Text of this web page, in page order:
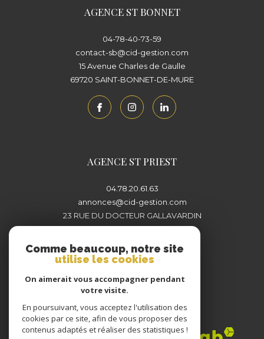
AGENCE ST BONNET
04-78-40-73-59
contact-sb@cid-gestion.com
15 Avenue Charles de Gaulle
69720
SAINT-BONNET-DE-MURE
AGENCE ST PRIEST
04.78.20.61.63
annonces@cid-gestion.com
23 RUE DU DOCTEUR GALLAVARDIN
69800 SAINT-PRIEST
Adhérents
Comme beaucoup, notre site
utilise les cookies
On aimerait vous accompagner pendant
votre visite.
En poursuivant, vous acceptez l'utilisation des
cookies par ce site, afin de vous proposer des
contenus adaptés et réaliser des statistiques !